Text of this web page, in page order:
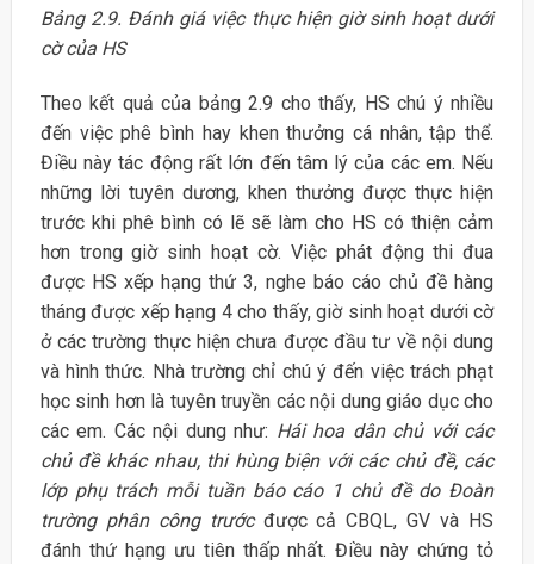
Bảng 2.9. Đánh giá việc thực hiện giờ sinh hoạt dưới
cờ của HS
Theo kết quả của bảng 2.9 cho thấy, HS chú ý nhiều
đến việc phê bình hay khen thưởng cá nhân, tập thể.
Điều này tác động rất lớn đến tâm lý của các em. Nếu
những lời tuyên dương, khen thưởng được thực hiện
trước khi phê bình có lẽ sẽ làm cho HS có thiện cảm
hơn trong giờ sinh hoạt cờ. Việc phát động thi đua
được HS xếp hạng thứ 3, nghe báo cáo chủ đề hàng
tháng được xếp hạng 4 cho thấy, giờ sinh hoạt dưới cờ
ở các trường thực hiện chưa được đầu tư về nội dung
và hình thức. Nhà trường chỉ chú ý đến việc trách phạt
học sinh hơn là tuyên truyền các nội dung giáo dục cho
các em. Các nội dung như: Hái hoa dân chủ với các
chủ đề khác nhau, thi hùng biện với các chủ đề, các
lớp phụ trách mỗi tuần báo cáo 1 chủ đề do Đoàn
trường phân công trướcđược cả CBQL, GV và HS
đánh thứ hạng ưu tiên thấp nhất. Điều này chứng tỏ